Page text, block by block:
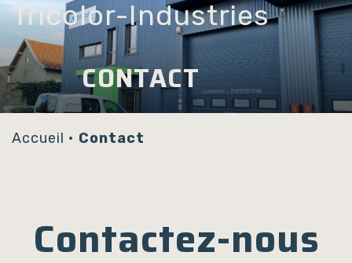
Tricolor-Industries
CONTACT
Accueil • Contact
Contactez-nous
Panneau de gestion des cookies